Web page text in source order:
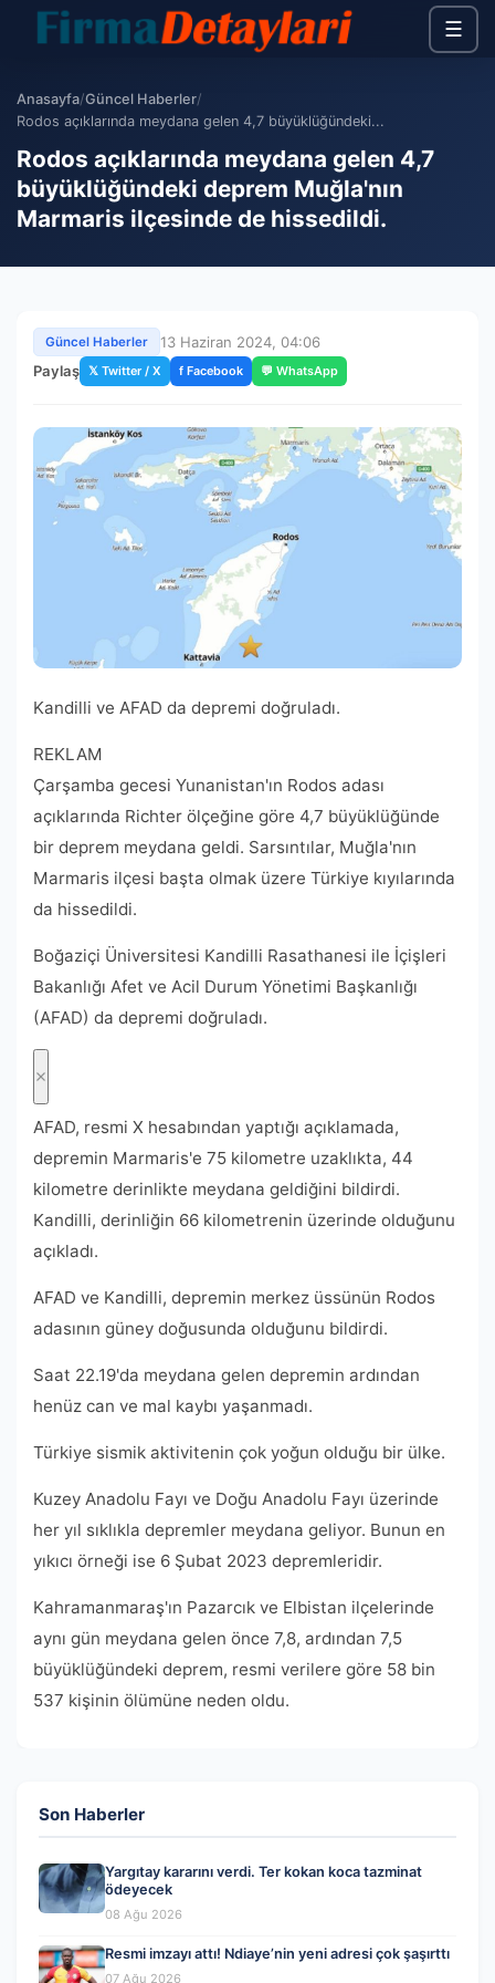
☰
Anasayfa/Güncel Haberler/
Rodos açıklarında meydana gelen 4,7 büyüklüğündeki...
Rodos açıklarında meydana gelen 4,7
büyüklüğündeki deprem Muğla'nın
Marmaris ilçesinde de hissedildi.
Güncel Haberler
13 Haziran 2024, 04:06
Paylaş 𝕏 Twitter / X f Facebook 💬 WhatsApp
Kandilli ve AFAD da depremi doğruladı.
REKLAM
Çarşamba gecesi Yunanistan'ın Rodos adası
açıklarında Richter ölçeğine göre 4,7 büyüklüğünde
bir deprem meydana geldi. Sarsıntılar, Muğla'nın
Marmaris ilçesi başta olmak üzere Türkiye kıyılarında
da hissedildi.
Boğaziçi Üniversitesi Kandilli Rasathanesi ile İçişleri
Bakanlığı Afet ve Acil Durum Yönetimi Başkanlığı
(AFAD) da depremi doğruladı.
AFAD, resmi X hesabından yaptığı açıklamada,
depremin Marmaris'e 75 kilometre uzaklıkta, 44
kilometre derinlikte meydana geldiğini bildirdi.
Kandilli, derinliğin 66 kilometrenin üzerinde olduğunu
açıkladı.
AFAD ve Kandilli, depremin merkez üssünün Rodos
adasının güney doğusunda olduğunu bildirdi.
Saat 22.19'da meydana gelen depremin ardından
henüz can ve mal kaybı yaşanmadı.
Türkiye sismik aktivitenin çok yoğun olduğu bir ülke.
Kuzey Anadolu Fayı ve Doğu Anadolu Fayı üzerinde
her yıl sıklıkla depremler meydana geliyor. Bunun en
yıkıcı örneği ise 6 Şubat 2023 depremleridir.
Kahramanmaraş'ın Pazarcık ve Elbistan ilçelerinde
aynı gün meydana gelen önce 7,8, ardından 7,5
büyüklüğündeki deprem, resmi verilere göre 58 bin
537 kişinin ölümüne neden oldu.
Son Haberler
Yargıtay kararını verdi. Ter kokan koca tazminat
ödeyecek
08 Ağu 2026
Resmi imzayı attı! Ndiaye’nin yeni adresi çok şaşırttı
07 Ağu 2026